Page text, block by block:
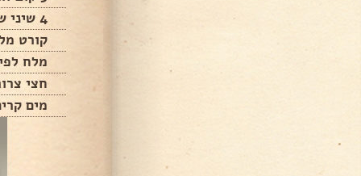
4 שיני שום
קורט
מלח
חצי
מים